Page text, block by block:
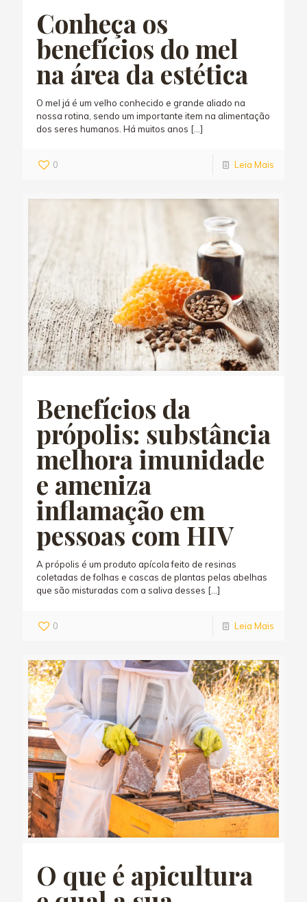
Conheça os
benefícios do mel
na área da estética
O mel já é um velho conhecido e grande aliado na
nossa rotina, sendo um importante item na alimentação
dos seres humanos. Há muitos anos […]
0 Leia Mais
Benefícios da
própolis: substância
melhora imunidade
e ameniza
inflamação em
pessoas com HIV
A própolis é um produto apícola feito de resinas
coletadas de folhas e cascas de plantas pelas abelhas
que são misturadas com a saliva desses […]
0 Leia Mais
O que é apicultura